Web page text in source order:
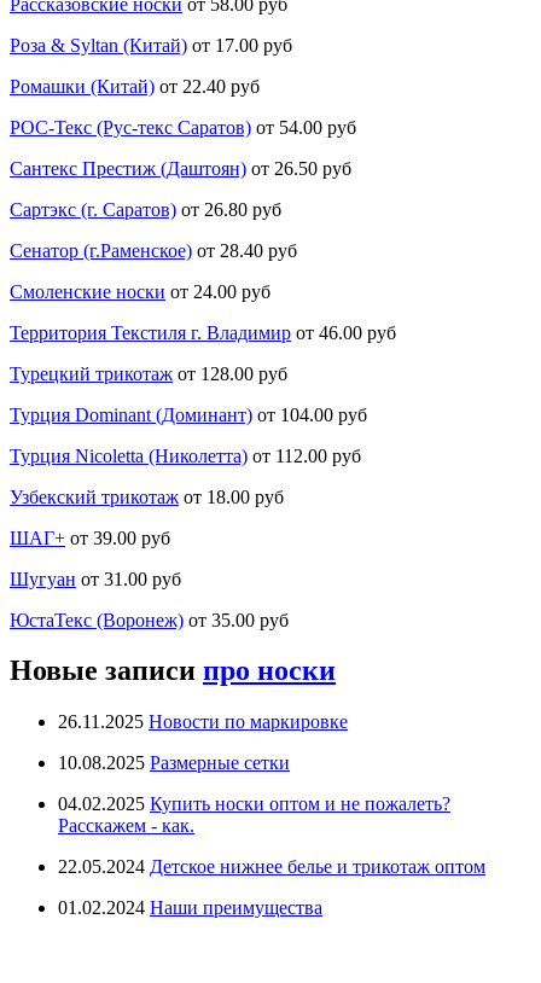
Роза & Syltan (Китай) от 17.00 руб
Ромашки (Китай) от 22.40 руб
РОС-Текс (Рус-текс Саратов) от 54.00 руб
Сантекс Престиж (Даштоян) от 26.50 руб
Сартэкс (г. Саратов) от 26.80 руб
Сенатор (г.Раменское) от 28.40 руб
Смоленские носки от 24.00 руб
Территория Текстиля г. Владимир от 46.00 руб
Турецкий трикотаж от 128.00 руб
Турция Dominant (Доминант) от 104.00 руб
Турция Nicoletta (Николетта) от 112.00 руб
Узбекский трикотаж от 18.00 руб
ШАГ+ от 39.00 руб
Шугуан от 31.00 руб
ЮстаТекс (Воронеж) от 35.00 руб
Новые записи про носки
26.11.2025 Новости по маркировке
10.08.2025 Размерные сетки
04.02.2025 Купить носки оптом и не пожалеть?
Расскажем - как.
22.05.2024 Детское нижнее белье и трикотаж оптом
01.02.2024 Наши преимущества